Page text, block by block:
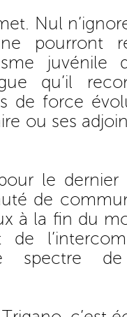
Nul
pourront
juvénile
qu’il
de force
ou ses
le dernier
de
à la fin du
de
spectre